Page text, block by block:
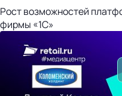
Рост возможностей
фирмы «1С»